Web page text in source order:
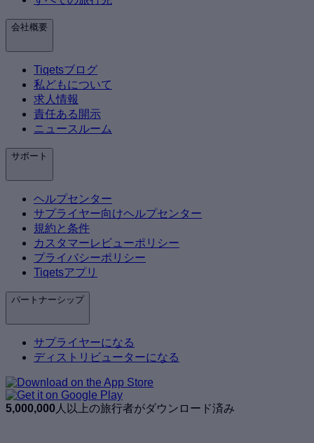
会社概要
Tiqetsブログ
私どもについて
求人情報
責任ある開示
ニュースルーム
サポート
ヘルプセンター
サプライヤー向けヘルプセンター
規約と条件
カスタマーレビューポリシー
プライバシーポリシー
Tiqetsアプリ
パートナーシップ
サプライヤーになる
ディストリビューターになる
5,000,000 人以上の旅行者がダウンロード済み